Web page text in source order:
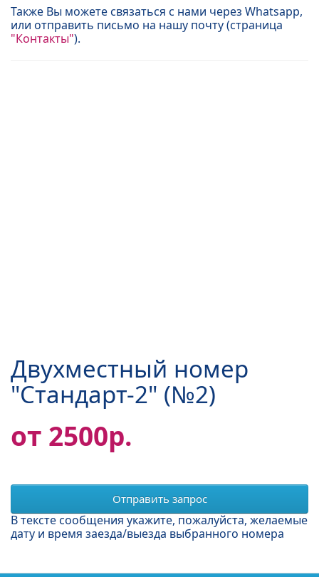
Также Вы можете связаться с нами через Whatsapp,
или отправить письмо на нашу почту (страница
"Контакты").
Двухместный номер
"Стандарт-2" (№2)
от 2500р.
Отправить запрос
В тексте сообщения укажите, пожалуйста, желаемые
дату и время заезда/выезда выбранного номера